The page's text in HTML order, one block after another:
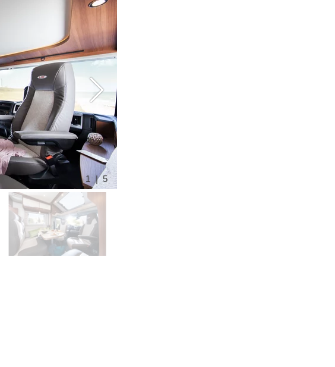
1 | 5